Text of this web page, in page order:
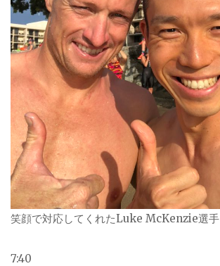
笑顔で対応してくれたLuke McKenzie選手
7:40